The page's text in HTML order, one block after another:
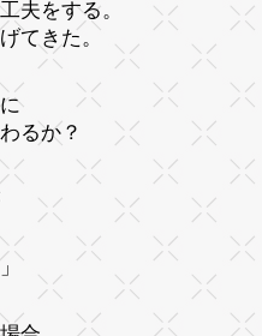
夫をする。
てきた。
るか？